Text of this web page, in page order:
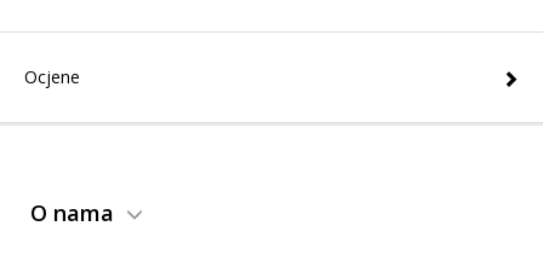
Ocjene
O nama